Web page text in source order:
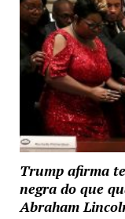
Trump afirma
negra do que
Abraham